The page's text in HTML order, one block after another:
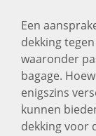
Ik heb
hiermee
Een
dekking
waaronder
bagage.
enigszins
kunnen
dekking voor